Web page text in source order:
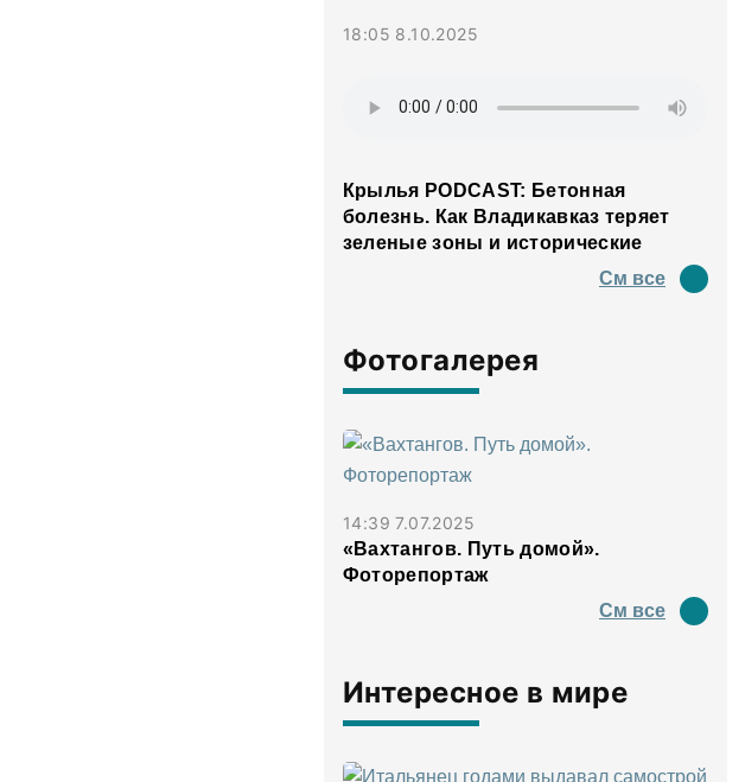
18:05 8.10.2025
Крылья PODCAST: Бетонная
болезнь. Как Владикавказ теряет
зеленые зоны и исторические
См все
Фотогалерея
14:39 7.07.2025
«Вахтангов. Путь домой».
Фоторепортаж
См все
Интересное в мире